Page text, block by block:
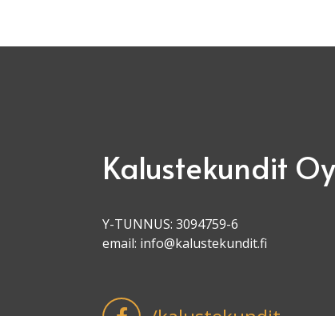
Kalustekundit Oy
Y-TUNNUS: 3094759-6
email: info@kalustekundit.fi